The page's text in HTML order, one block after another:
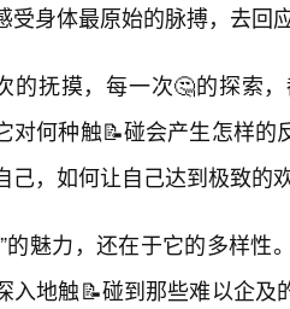
受身体最原始的脉搏，去回
的抚摸，每一次🤔的探索
对何种触📝碰会产生怎样
己，如何让自己达到极致的
的魅力，还在于它的多样
入地触📝碰到那些难以企